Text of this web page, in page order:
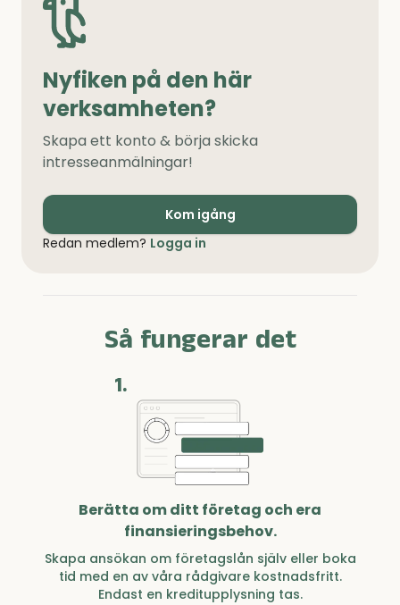
Nyfiken på den här
verksamheten?
Skapa ett konto & börja skicka
intresseanmälningar!
Kom igång
Redan medlem? Logga in
Så fungerar det
1.
Berätta om ditt företag och era
finansieringsbehov.
Skapa ansökan om företagslån själv eller boka
tid med en av våra rådgivare kostnadsfritt.
Endast en kreditupplysning tas.